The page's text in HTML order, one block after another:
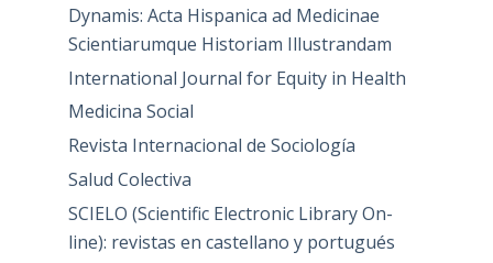
Dynamis: Acta Hispanica ad Medicinae
Scientiarumque Historiam Illustrandam
International Journal for Equity in Health
Medicina Social
Revista Internacional de Sociología
Salud Colectiva
SCIELO (Scientific Electronic Library On-
line): revistas en castellano y portugués